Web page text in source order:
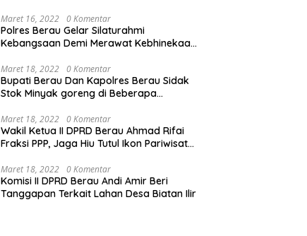
Maret 16, 2022 0 Komentar
Polres Berau Gelar Silaturahmi
Kebangsaan Demi Merawat Kebhinekaan
Maret 18, 2022 0 Komentar
Bupati Berau Dan Kapolres Berau Sidak
Stok Minyak goreng di Beberapa
Maret 18, 2022 0 Komentar
Wakil Ketua II DPRD Berau Ahmad Rifai
Fraksi PPP, Jaga Hiu Tutul Ikon Pariwisata
Maret 18, 2022 0 Komentar
Komisi II DPRD Berau Andi Amir Beri
Tanggapan Terkait Lahan Desa Biatan Ilir